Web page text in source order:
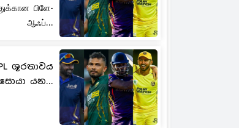
பிளே-
ஆஃப்...
ශූරතාවය
යන...